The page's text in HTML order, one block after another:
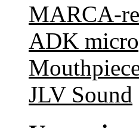
MARCA-
ADK
JLV Sound